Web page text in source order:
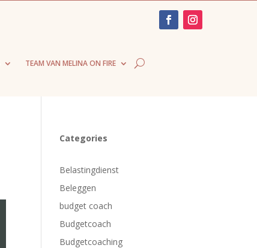
TEAM VAN MELINA ON FIRE
Categories
Belastingdienst
Beleggen
budget coach
Budgetcoach
Budgetcoaching